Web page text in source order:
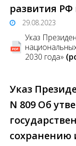
развития РФ
29.08.2023
Указ
2030 года»
Указ
N 809 Об
сохранению